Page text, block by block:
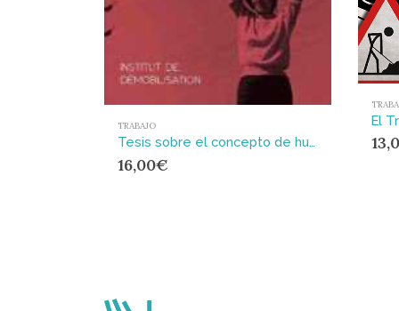
TRABAJO
Tesis sobre el concepto de huelga
16,00€